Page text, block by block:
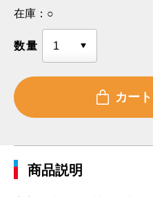
在庫： ○
数量
商品説明